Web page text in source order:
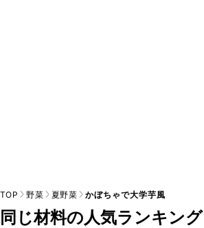
TOP 野菜 夏野菜 かぼちゃで大学芋風
同じ材料の人気ランキング